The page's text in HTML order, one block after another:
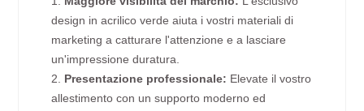
design in acrilico verde aiuta i vostri materiali di
marketing a catturare l'attenzione e a lasciare
un'impressione duratura.
2. Presentazione professionale: Elevate il vostro
allestimento con un supporto moderno ed